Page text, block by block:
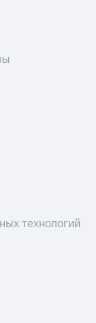
технологий